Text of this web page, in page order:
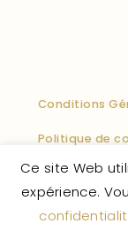
Conditions
Politique de
Politique des
Ce site Web
expérience.